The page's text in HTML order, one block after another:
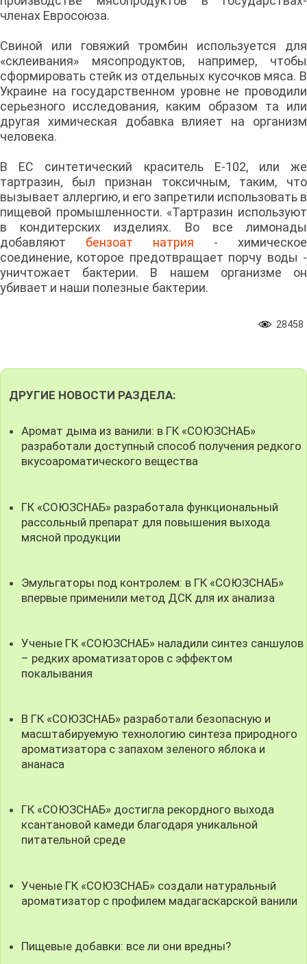
членах Евросоюза.
Свиной или говяжий тромбин используется для
«склеивания» мясопродуктов, например, чтобы
сформировать стейк из отдельных кусочков мяса. В
Украине на государственном уровне не проводили
серьезного исследования, каким образом та или
другая химическая добавка влияет на организм
человека.
В ЕС синтетический краситель Е-102, или же
тартразин, был признан токсичным, таким, что
вызывает аллергию, и его запретили использовать в
пищевой промышленности. «Тартразин используют
в кондитерских изделиях. Во все лимонады
добавляют бензоат натрия - химическое
соединение, которое предотвращает порчу воды -
уничтожает бактерии. В нашем организме он
убивает и наши полезные бактерии.
28458
ДРУГИЕ НОВОСТИ РАЗДЕЛА:
Аромат дыма из ванили: в ГК «СОЮЗСНАБ»
разработали доступный способ получения редкого
вкусоароматического вещества
ГК «СОЮЗСНАБ» разработала функциональный
рассольный препарат для повышения выхода
мясной продукции
Эмульгаторы под контролем: в ГК «СОЮЗСНАБ»
впервые применили метод ДСК для их анализа
Ученые ГК «СОЮЗСНАБ» наладили синтез саншулов
– редких ароматизаторов с эффектом
покалывания
В ГК «СОЮЗСНАБ» разработали безопасную и
масштабируемую технологию синтеза природного
ароматизатора с запахом зеленого яблока и
ананаса
ГК «СОЮЗСНАБ» достигла рекордного выхода
ксантановой камеди благодаря уникальной
питательной среде
Ученые ГК «СОЮЗСНАБ» создали натуральный
ароматизатор с профилем мадагаскарской ванили
Пищевые добавки: все ли они вредны?